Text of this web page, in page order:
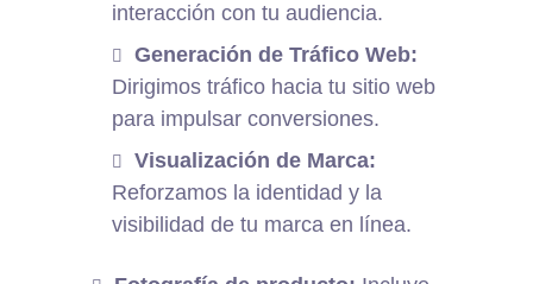
interacción con tu audiencia.
Generación de Tráfico Web:
Dirigimos tráfico hacia tu sitio web
para impulsar conversiones.
Visualización de Marca:
Reforzamos la identidad y la
visibilidad de tu marca en línea.